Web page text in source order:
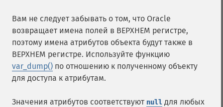
Вам не следует забывать о том, что Oracle
возвращает имена полей в ВЕРХНЕМ регистре,
поэтому имена атрибутов объекта будут также в
ВЕРХНЕМ регистре. Используйте функцию
var_dump() по отношению к полученному объекту
для доступа к атрибутам.
Значения атрибутов соответствуют null для любых